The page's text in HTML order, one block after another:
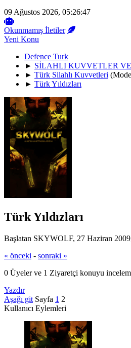
09 Ağustos 2026, 05:26:47
Okunmamış İletiler
Yeni Konu
Defence Turk
► SİLAHLI KUVVETLER
► Türk Silahlı Kuvvetleri
► Türk Yıldızları
Türk Yıldızları
Başlatan SKYWOLF, 27 Haziran
« önceki - sonraki »
0 Üyeler ve 1 Ziyaretçi konuyu
Yazdır
Aşağı git Sayfa 1 2
Kullanıcı Eylemleri